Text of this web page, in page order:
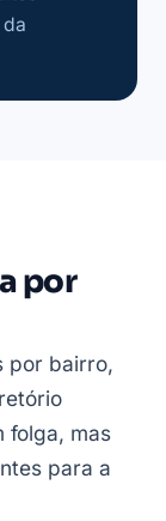
por
por bairro,
folga, mas
para a